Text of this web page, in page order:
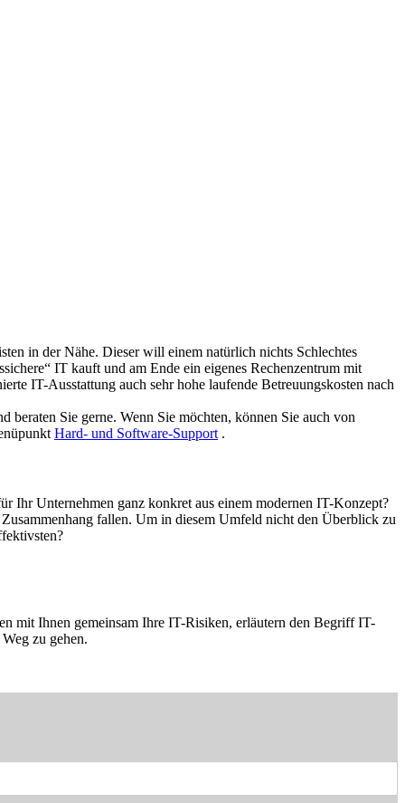
in der Nähe. Dieser will einem natürlich nichts Schlechtes
IT kauft und am Ende ein eigenes Rechenzentrum mit
IT-Ausstattung auch sehr hohe laufende Betreuungskosten nach
Sie gerne. Wenn Sie möchten, können Sie auch von
Hard- und Software-Support .
Ihr Unternehmen ganz konkret aus einem modernen IT-Konzept?
fallen. Um in diesem Umfeld nicht den Überblick zu
mit Ihnen gemeinsam Ihre IT-Risiken, erläutern den Begriff IT-
zu gehen.